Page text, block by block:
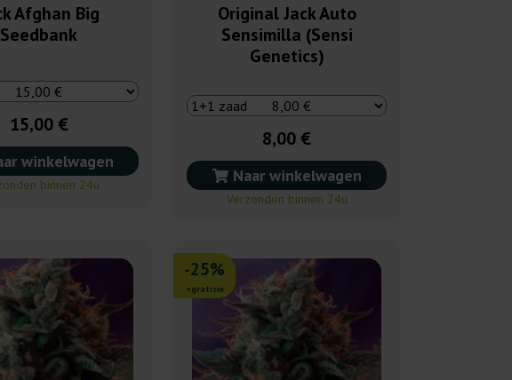
Afghan Big
Seedbank
15,00 €
winkelwagen
binnen 24u
Original Jack Auto
Sensimilla (Sensi
Genetics)
8,00 €
Naar winkelwagen
Verzonden binnen 24u
-25%
+gratisie